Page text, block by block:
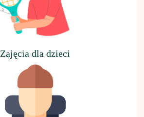
Zajęcia dla dzieci